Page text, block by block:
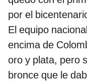
por el
El equipo
encima de
oro y plata, pero
bronce que le